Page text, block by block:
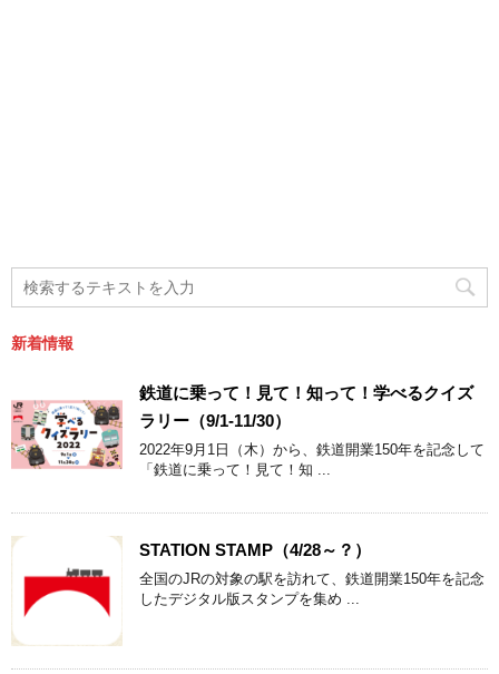
新着情報
鉄道に乗って！見て！知って！学べるクイズ
ラリー（9/1-11/30）
2022年9月1日（木）から、鉄道開業150年を記念して
「鉄道に乗って！見て！知 ...
STATION STAMP（4/28～？）
全国のJRの対象の駅を訪れて、鉄道開業150年を記念
したデジタル版スタンプを集め ...